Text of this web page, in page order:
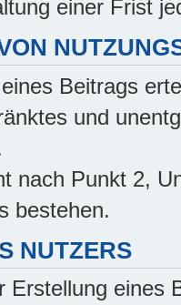
einer Frist
Beitrags
und
nach Punkt 2,
bestehen.
NUTZERS
Erstellung eines